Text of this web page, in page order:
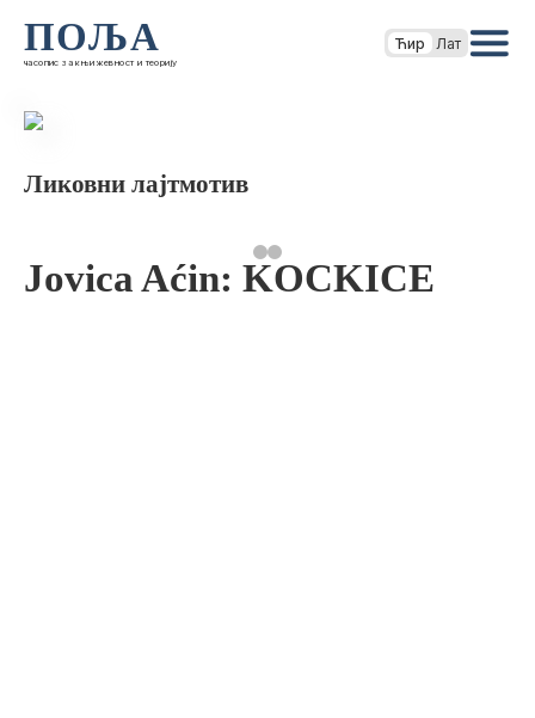
ПОЉА
часопис за књижевност и теорију
Ћир Лат
Ликовни лајтмотив
Jovica Aćin: KOCKICE